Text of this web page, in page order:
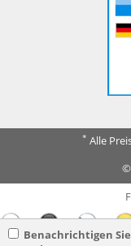
Benachrichtigen
* Alle
©